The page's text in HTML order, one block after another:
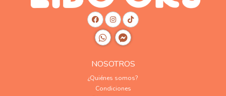
NOSOTROS
¿Quiénes somos?
Condiciones